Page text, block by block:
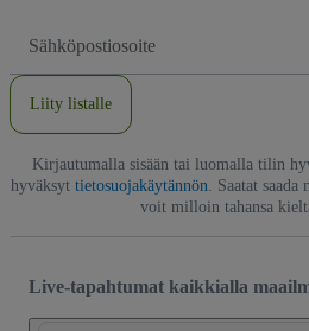
Liity listalle
Kirjautumalla sisään tai luomalla tilin
hyväksyt tietosuojakäytännön. Saatat
voit milloin tahansa
Live-tapahtumat kaikkialla